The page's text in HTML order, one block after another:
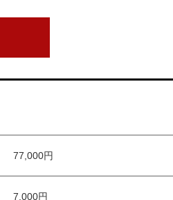
77,000円
7,000円